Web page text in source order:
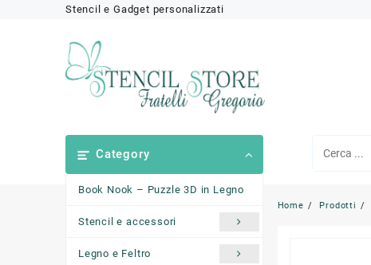
Stencil e Gadget personalizzati
Category
Book Nook – Puzzle 3D in Legno
Stencil e accessori
Legno e Feltro
Home Prodotti